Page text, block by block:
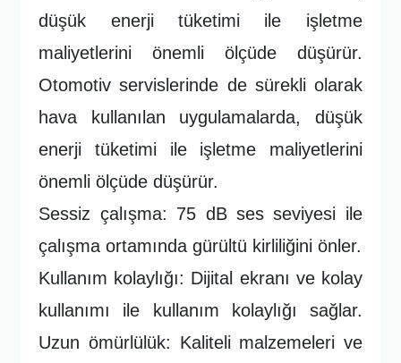
düşük enerji tüketimi ile işletme
maliyetlerini önemli ölçüde düşürür.
Otomotiv servislerinde de sürekli olarak
hava kullanılan uygulamalarda, düşük
enerji tüketimi ile işletme maliyetlerini
önemli ölçüde düşürür.
Sessiz çalışma: 75 dB ses seviyesi ile
çalışma ortamında gürültü kirliliğini önler.
Kullanım kolaylığı: Dijital ekranı ve kolay
kullanımı ile kullanım kolaylığı sağlar.
Uzun ömürlülük: Kaliteli malzemeleri ve